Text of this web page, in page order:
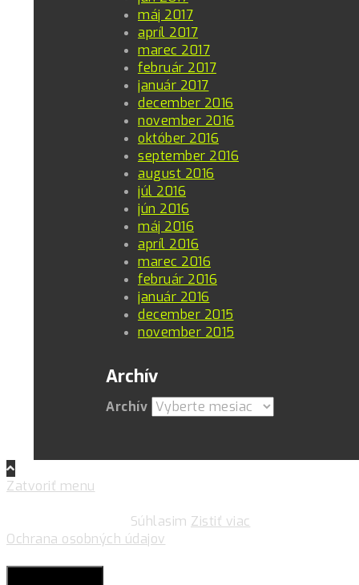
máj 2017
apríl 2017
marec 2017
február 2017
január 2017
december 2016
november 2016
október 2016
september 2016
august 2016
júl 2016
jún 2016
máj 2016
apríl 2016
marec 2016
február 2016
január 2016
december 2015
november 2015
Archív
Archív
Zatvoriť menu
Súhlasim Zistiť viac
Ochrana osobných údajov